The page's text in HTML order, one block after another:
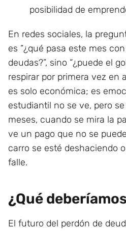
posibilidad de
En redes sociales, la
es “¿qué pasa este mes
deudas?”, sino “¿puede el
respirar por primera vez en
es solo económica; es
estudiantil no se ve, pero
meses, cuando se mira la
ve un pago que no se
carro se esté deshaciendo
falle.
¿Qué
El futuro del perdón de